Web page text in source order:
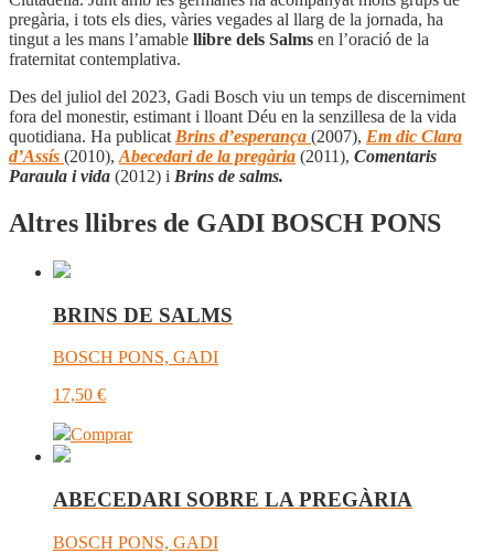
pregària, i tots els dies, vàries vegades al llarg de la jornada, ha
tingut a les mans l’amable llibre dels Salms en l’oració de la
fraternitat contemplativa.
Des del juliol del 2023, Gadi Bosch viu un temps de discerniment
fora del monestir, estimant i lloant Déu en la senzillesa de la vida
quotidiana. Ha publicat Brins d’esperança (2007), Em dic Clara
d’Assís (2010), Abecedari de la pregària (2011), Comentaris
Paraula i vida (2012) i Brins de salms.
Altres llibres de GADI BOSCH PONS
BRINS DE SALMS
BOSCH PONS, GADI
17,50 €
Comprar
ABECEDARI SOBRE LA PREGÀRIA
BOSCH PONS, GADI